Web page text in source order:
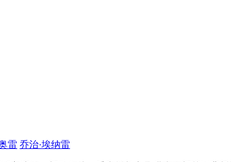
雷 乔治·埃纳雷